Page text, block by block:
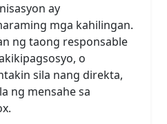
ay
mga kahilingan.
ng taong responsable
o
sila nang direkta,
ng mensahe sa